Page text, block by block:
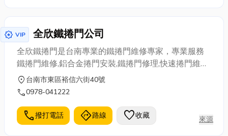
award_star VIP 全欣鐵捲門公司
全欣鐵捲門是台南專業的鐵捲門維修專家，專業服務
鐵捲門維修,鋁合金捲門安裝,鐵捲門修理,快速捲門維修,
捲門故障,捲門安裝,電動捲門故障維修,快速捲門施工，
24H解決各式鐵捲門問題，不管是快速捲門、電動捲
透明、價格優惠，深獲好評推薦，同時享有1年保固。
location_on 台南市東區裕信六街40號
call0978-041222
call撥打電話 directions路線 favorite收藏 來源